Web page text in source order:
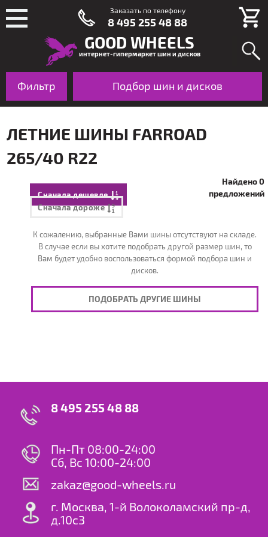
GOOD WHEELS
интернет-гипермаркет шин и дисков
Подбор шин и дисков
Фильтр Шины Диски По авто
ЛЕТНИЕ ШИНЫ FARROAD
265/40 R22
Сначала дешевле
Сначала дороже
Найдено 0
предложений
К сожалению, выбранные Вами шины отсутствуют на складе.
В случае если вы хотите подобрать другой размер шин, то
Вам будет удобно воспользоваться формой подбора шин и
дисков.
ПОДОБРАТЬ ДРУГИЕ ШИНЫ
8 495 255 48 88
Пн-Пт 08:00-24:00
Сб, Вс 10:00-24:00
zakaz@good-wheels.ru
г. Москва, 1-й Волоколамский пр-д,
д.10с3
Заказать по телефону
8 495 255 48 88